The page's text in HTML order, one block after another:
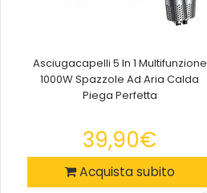
Asciugacapelli 5 In 1 Multifunzione
1000W Spazzole Ad Aria Calda
Piega Perfetta
39,90€
Acquista subito